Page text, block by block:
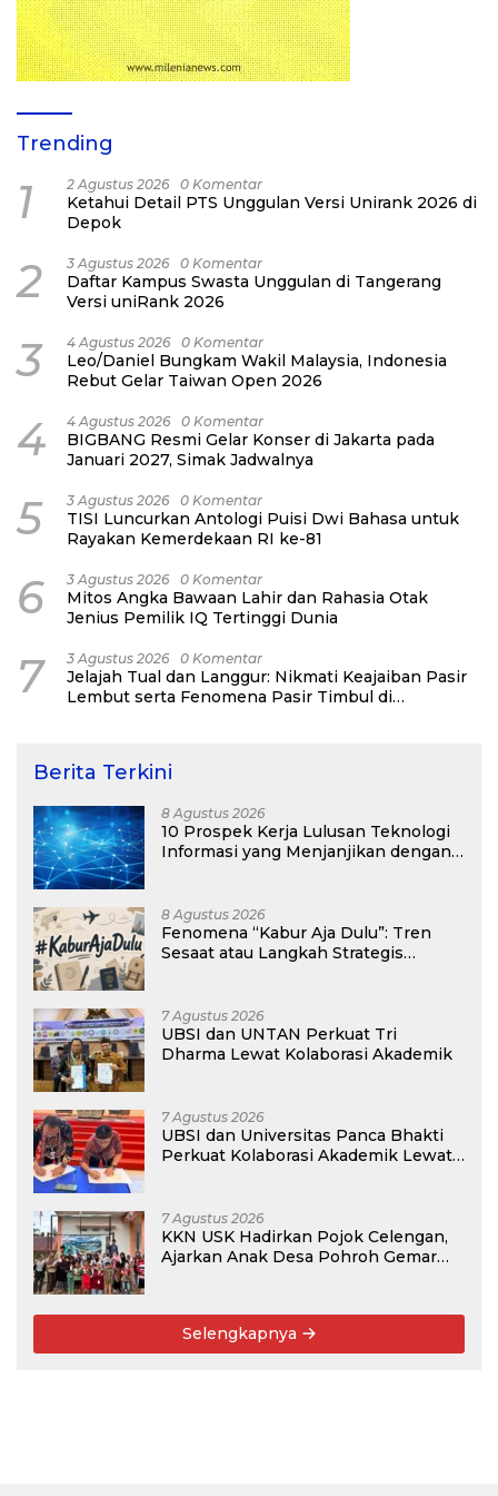
Trending
1 2 Agustus 2026 0 Komentar
Ketahui Detail PTS Unggulan Versi Unirank 2026 di
Depok
2 3 Agustus 2026 0 Komentar
Daftar Kampus Swasta Unggulan di Tangerang
Versi uniRank 2026
3 4 Agustus 2026 0 Komentar
Leo/Daniel Bungkam Wakil Malaysia, Indonesia
Rebut Gelar Taiwan Open 2026
4 4 Agustus 2026 0 Komentar
BIGBANG Resmi Gelar Konser di Jakarta pada
Januari 2027, Simak Jadwalnya
5 3 Agustus 2026 0 Komentar
TISI Luncurkan Antologi Puisi Dwi Bahasa untuk
Rayakan Kemerdekaan RI ke-81
6 3 Agustus 2026 0 Komentar
Mitos Angka Bawaan Lahir dan Rahasia Otak
Jenius Pemilik IQ Tertinggi Dunia
7 3 Agustus 2026 0 Komentar
Jelajah Tual dan Langgur: Nikmati Keajaiban Pasir
Lembut serta Fenomena Pasir Timbul di
Berita Terkini
8 Agustus 2026
10 Prospek Kerja Lulusan Teknologi
Informasi yang Menjanjikan dengan
8 Agustus 2026
Fenomena “Kabur Aja Dulu”: Tren
Sesaat atau Langkah Strategis
7 Agustus 2026
UBSI dan UNTAN Perkuat Tri
Dharma Lewat Kolaborasi Akademik
7 Agustus 2026
UBSI dan Universitas Panca Bhakti
Perkuat Kolaborasi Akademik Lewat
7 Agustus 2026
KKN USK Hadirkan Pojok Celengan,
Ajarkan Anak Desa Pohroh Gemar
Selengkapnya